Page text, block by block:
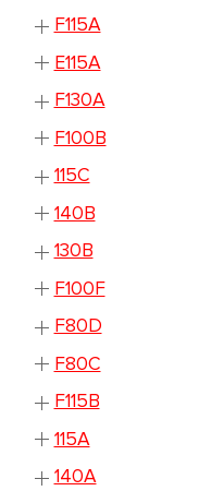
F115A
E115A
F130A
F100B
115C
140B
130B
F100F
F80D
F80C
F115B
115A
140A